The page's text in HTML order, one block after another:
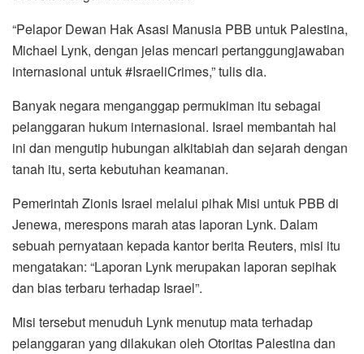
“Pelapor Dewan Hak Asasi Manusia PBB untuk Palestina,
Michael Lynk, dengan jelas mencari pertanggungjawaban
internasional untuk #IsraeliCrimes,” tulis dia.
Banyak negara menganggap permukiman itu sebagai
pelanggaran hukum internasional. Israel membantah hal
ini dan mengutip hubungan alkitabiah dan sejarah dengan
tanah itu, serta kebutuhan keamanan.
Pemerintah Zionis Israel melalui pihak Misi untuk PBB di
Jenewa, merespons marah atas laporan Lynk. Dalam
sebuah pernyataan kepada kantor berita Reuters, misi itu
mengatakan: “Laporan Lynk merupakan laporan sepihak
dan bias terbaru terhadap Israel”.
Misi tersebut menuduh Lynk menutup mata terhadap
pelanggaran yang dilakukan oleh Otoritas Palestina dan